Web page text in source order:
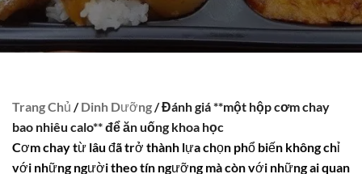
Trang Chủ /Dinh Dưỡng/ Đánh giá **một hộp cơm chay
bao nhiêu calo** để ăn uống khoa học
Cơm chay từ lâu đã trở thành lựa chọn phổ biến không chỉ
với những người theo tín ngưỡng mà còn với những ai quan